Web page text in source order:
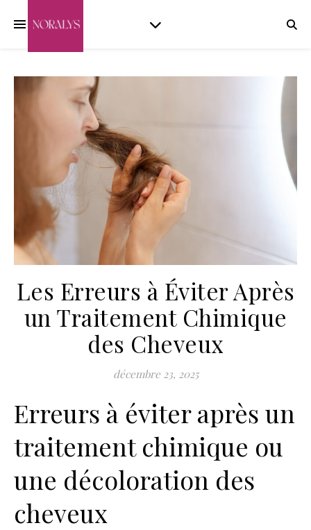
Les Erreurs à Éviter Après
un Traitement Chimique
des Cheveux
décembre 23, 2025
Erreurs à éviter après un
traitement chimique ou
une décoloration des
cheveux